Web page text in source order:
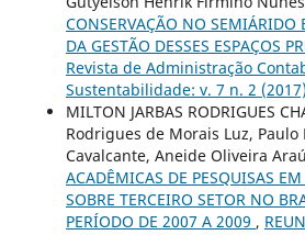
CONSERVAÇÃO NO SEMIÁRIDO
DA GESTÃO DESSES ESPAÇOS
Revista de Administração
Sustentabilidade: v. 7 n. 2
MILTON JARBAS RODRIGUES
Rodrigues de Morais Luz,
Cavalcante, Aneide Oliveira
ACADÊMICAS DE PESQUISAS
SOBRE TERCEIRO SETOR NO
PERÍODO DE 2007 A 2009 ,